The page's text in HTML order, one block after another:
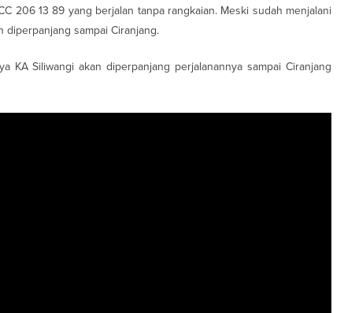
206 13 89 yang berjalan tanpa rangkaian. Meski sudah menjalani
diperpanjang sampai Ciranjang.
KA Siliwangi akan diperpanjang perjalanannya sampai Ciranjang